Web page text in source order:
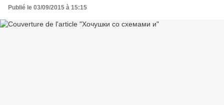
Publié le 03/09/2015 à 15:15